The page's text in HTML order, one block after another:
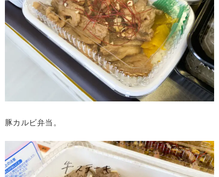
豚カルビ弁当。